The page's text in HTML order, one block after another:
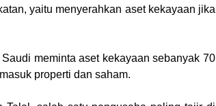
yaitu menyerahkan aset kekayaan jika
meminta aset kekayaan sebanyak 70
properti dan saham.